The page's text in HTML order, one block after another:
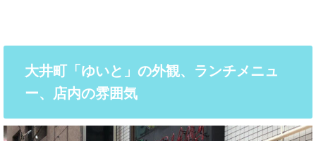
大井町「ゆいと」の外観、ランチメニュ
ー、店内の雰囲気